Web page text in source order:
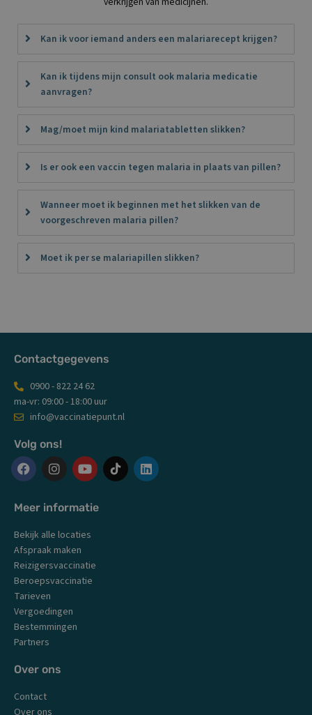
Kan ik voor iemand anders een malariarecept krijgen?
Kan ik tijdens mijn consult ook malaria medicatie
aanvragen?
Mag/moet mijn kind malariatabletten slikken?
Is er ook een vaccin tegen malaria in plaats van pillen?
Wanneer moet ik beginnen met het slikken van de
voorgeschreven malaria pillen?
Moet ik per se malariapillen slikken?
Contactgegevens
0900 - 822 24 62
ma-vr: 09:00 - 18:00 uur
info@vaccinatiepunt.nl
Volg ons!
F
c
e
b
o
o
k
I
s
t
a
g
r
a
m
Y
u
t
b
L
Meer informatie
Bekijk alle locaties
Afspraak maken
Reizigersvaccinatie
Beroepsvaccinatie
Tarieven
Vergoedingen
Bestemmingen
Partners
Over ons
Contact